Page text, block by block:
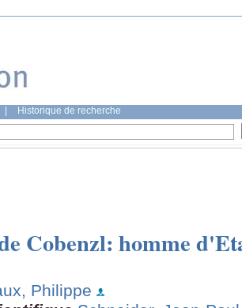
Historique de recherche
Cobenzl: homme
Philippe